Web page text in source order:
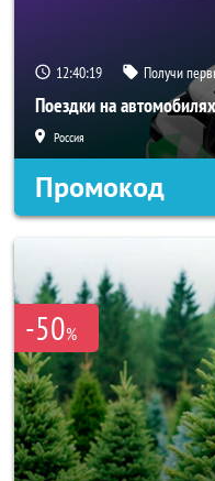
12:40:18 Получи
Поездки на
Россия
Промокод
-50%